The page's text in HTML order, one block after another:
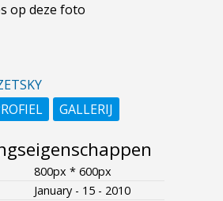
op deze foto
GALLERIJ
800px * 600px
January - 15 - 2010